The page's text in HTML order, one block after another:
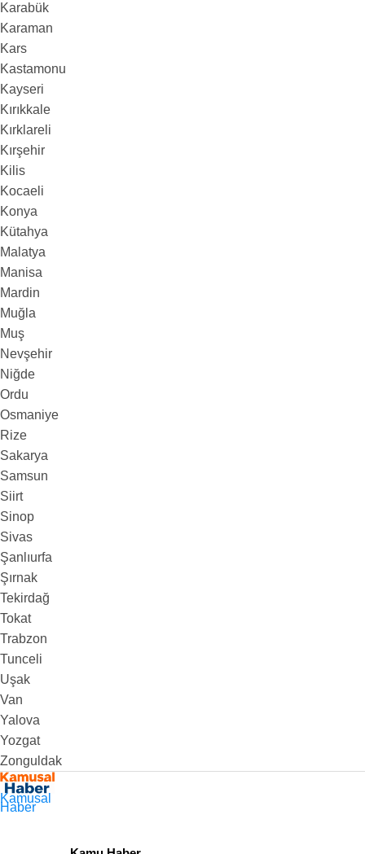
Karabük
Karaman
Kars
Kastamonu
Kayseri
Kırıkkale
Kırklareli
Kırşehir
Kilis
Kocaeli
Konya
Kütahya
Malatya
Manisa
Mardin
Muğla
Muş
Nevşehir
Niğde
Ordu
Osmaniye
Rize
Sakarya
Samsun
Siirt
Sinop
Sivas
Şanlıurfa
Şırnak
Tekirdağ
Tokat
Trabzon
Tunceli
Uşak
Van
Yalova
Yozgat
Zonguldak
Kamusal
Haber